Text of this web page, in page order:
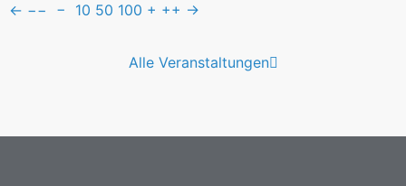
← −− − 10 50 100 + ++ →
Alle Veranstaltungen